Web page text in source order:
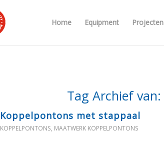
Home Equipment Projecten
Tag Archief van:
Koppelpontons met stappaal
KOPPELPONTONS, MAATWERK KOPPELPONTONS